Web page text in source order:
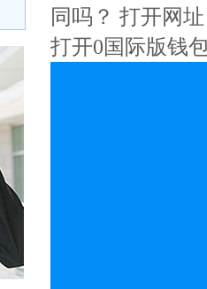
同吗？ 打开网
打开0国际版钱